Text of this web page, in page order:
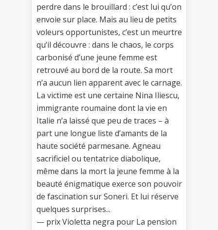
perdre dans le brouillard : c’est lui qu’on
envoie sur place. Mais au lieu de petits
voleurs opportunistes, c’est un meurtre
qu’il découvre : dans le chaos, le corps
carbonisé d’une jeune femme est
retrouvé au bord de la route. Sa mort
n’a aucun lien apparent avec le carnage.
La victime est une certaine Nina Iliescu,
immigrante roumaine dont la vie en
Italie n’a laissé que peu de traces – à
part une longue liste d’amants de la
haute société parmesane. Agneau
sacrificiel ou tentatrice diabolique,
même dans la mort la jeune femme à la
beauté énigmatique exerce son pouvoir
de fascination sur Soneri. Et lui réserve
quelques surprises...
— prix Violetta negra pour La pension